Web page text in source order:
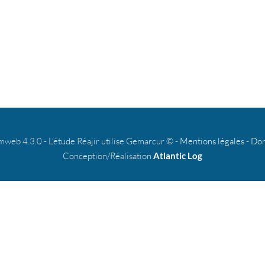
4.3.0 - L'étude Réajir utilise Gemarcur © - Mentions légales-
Conception/Réalisation Atlantic Log